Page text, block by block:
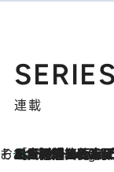
SERIES
連載
そおだよおこの関西おいしい、おやつ紀行3 Hours Ago
［大阪府箕面市］一皿一皿目の前で仕上げられる、料理を巧みに組み込んだアシェットデセールコース「ミチル アシェット デ